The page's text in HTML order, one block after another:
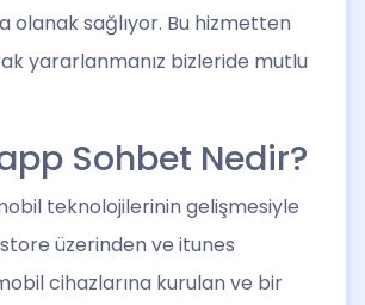
olanak sağlıyor. Bu hizmetten
yararlanmanız bizleride mutlu
Sohbet Nedir?
teknolojilerinin gelişmesiyle
üzerinden ve itunes
cihazlarına kurulan ve bir